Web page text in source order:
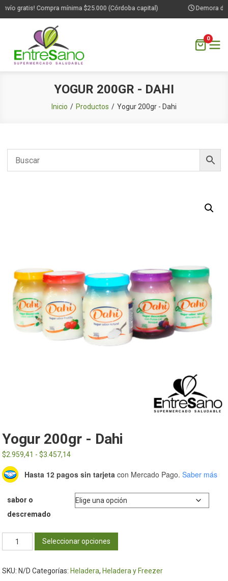
gratis! Compra mínima $25.000 (Córdoba capital) Demora de
0
YOGUR 200GR - DAHI
Inicio Productos Yogur 200gr - Dahi
Yogur 200gr - Dahi
$2.959,41 - $3.457,14Rango
precios:
desde
$2.959,41
Hasta 12 pagos sin tarjeta con Mercado Pago. Saber más
sabor o
descremado
Yogur
200gr
Seleccionar opciones
SKU: N/D Categorías: Heladera, Heladera y Freezer